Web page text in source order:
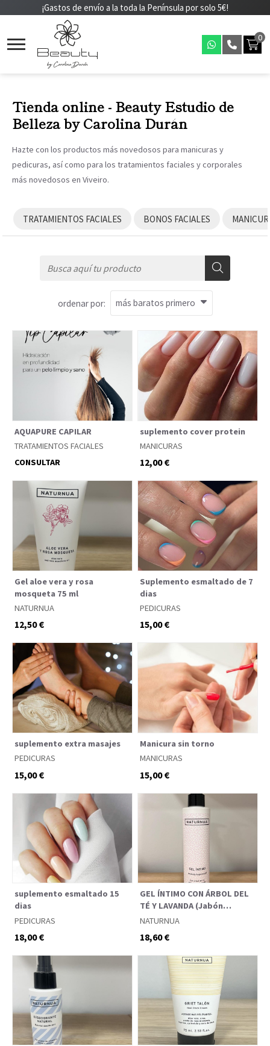
¡Gastos de envío a la toda la Península por solo 5€!
0
Tienda online - Beauty Estudio de
Belleza by Carolina Durán
Hazte con los productos más novedosos para manicuras y
pedicuras, así como para los tratamientos faciales y corporales
más novedosos en Viveiro.
TRATAMIENTOS FACIALES BONOS FACIALES
ordenar por:
AQUAPURE CAPILAR
TRATAMIENTOS FACIALES
CONSULTAR
suplemento cover protein
MANICURAS
12,00 €
Gel aloe vera y rosa
mosqueta 75 ml
NATURNUA
12,50 €
Suplemento esmaltado de 7
dias
PEDICURAS
15,00 €
suplemento extra masajes
PEDICURAS
15,00 €
Manicura sin torno
MANICURAS
15,00 €
suplemento esmaltado 15
dias
PEDICURAS
18,00 €
GEL ÍNTIMO CON ÁRBOL DEL
TÉ Y LAVANDA (Jabón
líquido) - 200 ml.
NATURNUA
18,60 €